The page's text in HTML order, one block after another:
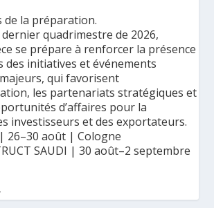
de la préparation.
dernier quadrimestre de 2026,
se prépare à renforcer la présence
des initiatives et événements
qui favorisent
les partenariats stratégiques et
d’affaires pour la
investisseurs et des exportateurs.
| 26–30 août | Cologne
SAUDI | 30 août–2 septembre